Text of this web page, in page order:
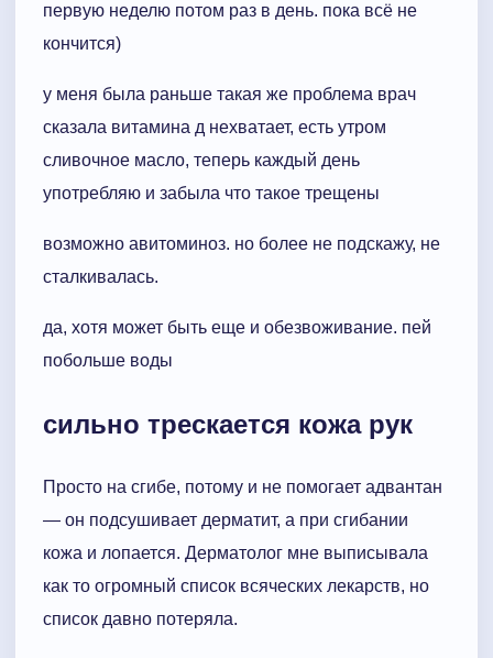
первую неделю потом раз в день. пока всё не
кончится)
у меня была раньше такая же проблема врач
сказала витамина д нехватает, есть утром
сливочное масло, теперь каждый день
употребляю и забыла что такое трещены
возможно авитоминоз. но более не подскажу, не
сталкивалась.
да, хотя может быть еще и обезвоживание. пей
побольше воды
сильно трескается кожа рук
Просто на сгибе, потому и не помогает адвантан
— он подсушивает дерматит, а при сгибании
кожа и лопается. Дерматолог мне выписывала
как то огромный список всяческих лекарств, но
список давно потеряла.